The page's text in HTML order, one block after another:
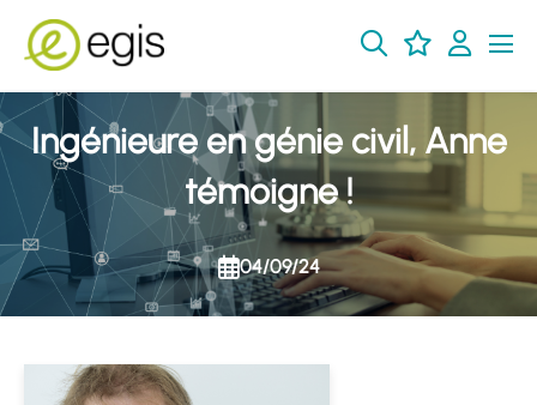
Ingénieure en génie civil, Anne
témoigne !
04/09/24